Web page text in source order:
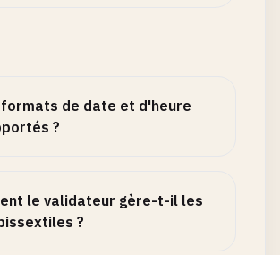
formats de date et d'heure
?
le validateur gère-t-il les
?